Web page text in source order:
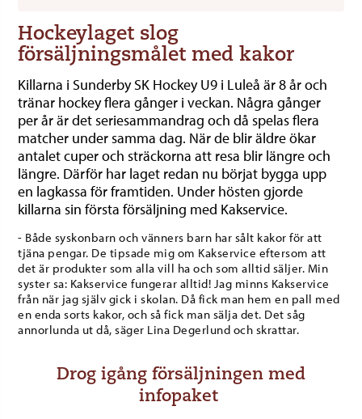
Hockeylaget slog
försäljningsmålet med kakor
Killarna i Sunderby SK Hockey U9 i Luleå är 8 år och
tränar hockey flera gånger i veckan. Några gånger
per år är det seriesammandrag och då spelas flera
matcher under samma dag. När de blir äldre ökar
antalet cuper och sträckorna att resa blir längre och
längre. Därför har laget redan nu börjat bygga upp
en lagkassa för framtiden. Under hösten gjorde
killarna sin första försäljning med Kakservice.
- Både syskonbarn och vänners barn har sålt kakor för att
tjäna pengar. De tipsade mig om Kakservice eftersom att
det är produkter som alla vill ha och som alltid säljer. Min
syster sa: Kakservice fungerar alltid! Jag minns Kakservice
från när jag själv gick i skolan. Då fick man hem en pall med
en enda sorts kakor, och så fick man sälja det. Det såg
annorlunda ut då, säger Lina Degerlund och skrattar.
Drog igång försäljningen med
infopaket